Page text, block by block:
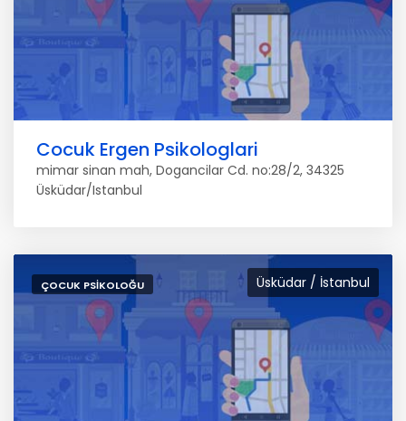
Cocuk Ergen Psikologlari
mimar sinan mah, Dogancilar Cd. no:28/2, 34325
Üsküdar/Istanbul
Üsküdar / İstanbul
ÇOCUK PSIKOLOĞU